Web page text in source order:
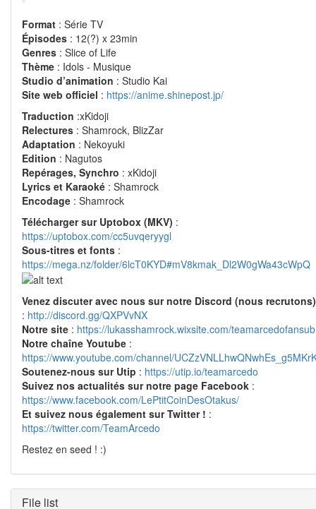
Format : Série TV
Épisodes : 12(?) x 23min
Genres : Slice of Life
Thème : Idols - Musique
Studio d’animation : Studio Kai
Site web officiel : https://anime.shinepost.jp/
Traduction :xKidoji
Relectures : Shamrock, BlizZar
Adaptation : Nekoyuki
Edition : Nagutos
Repérages, Synchro : xKidoji
Lyrics et Karaoké : Shamrock
Encodage : Shamrock
Télécharger sur Uptobox (MKV) :
https://uptobox.com/cc5uvqeryygl
Sous-titres et fonts :
https://mega.nz/folder/6lcT0KYD#mV8kmak_Dl2W0gWa43cWpQ
Venez discuter avec nous sur notre Discord (nous recrutons)
: http://discord.gg/QXPVvNX
Notre site : https://lukasshamrock.wixsite.com/teamarcedofansub
Notre chaîne Youtube :
https://www.youtube.com/channel/
Soutenez-nous sur Utip : https://utip.io/teamarcedo
Suivez nos actualités sur notre page Facebook :
https://www.facebook.com/LePtitCoinDesOtakus/
Et suivez nous également sur Twitter ! :
https://twitter.com/TeamArcedo
Restez en seed ! :)
File list